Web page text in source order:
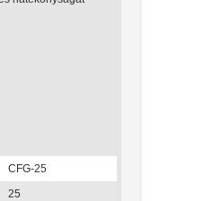
CFG-25
25